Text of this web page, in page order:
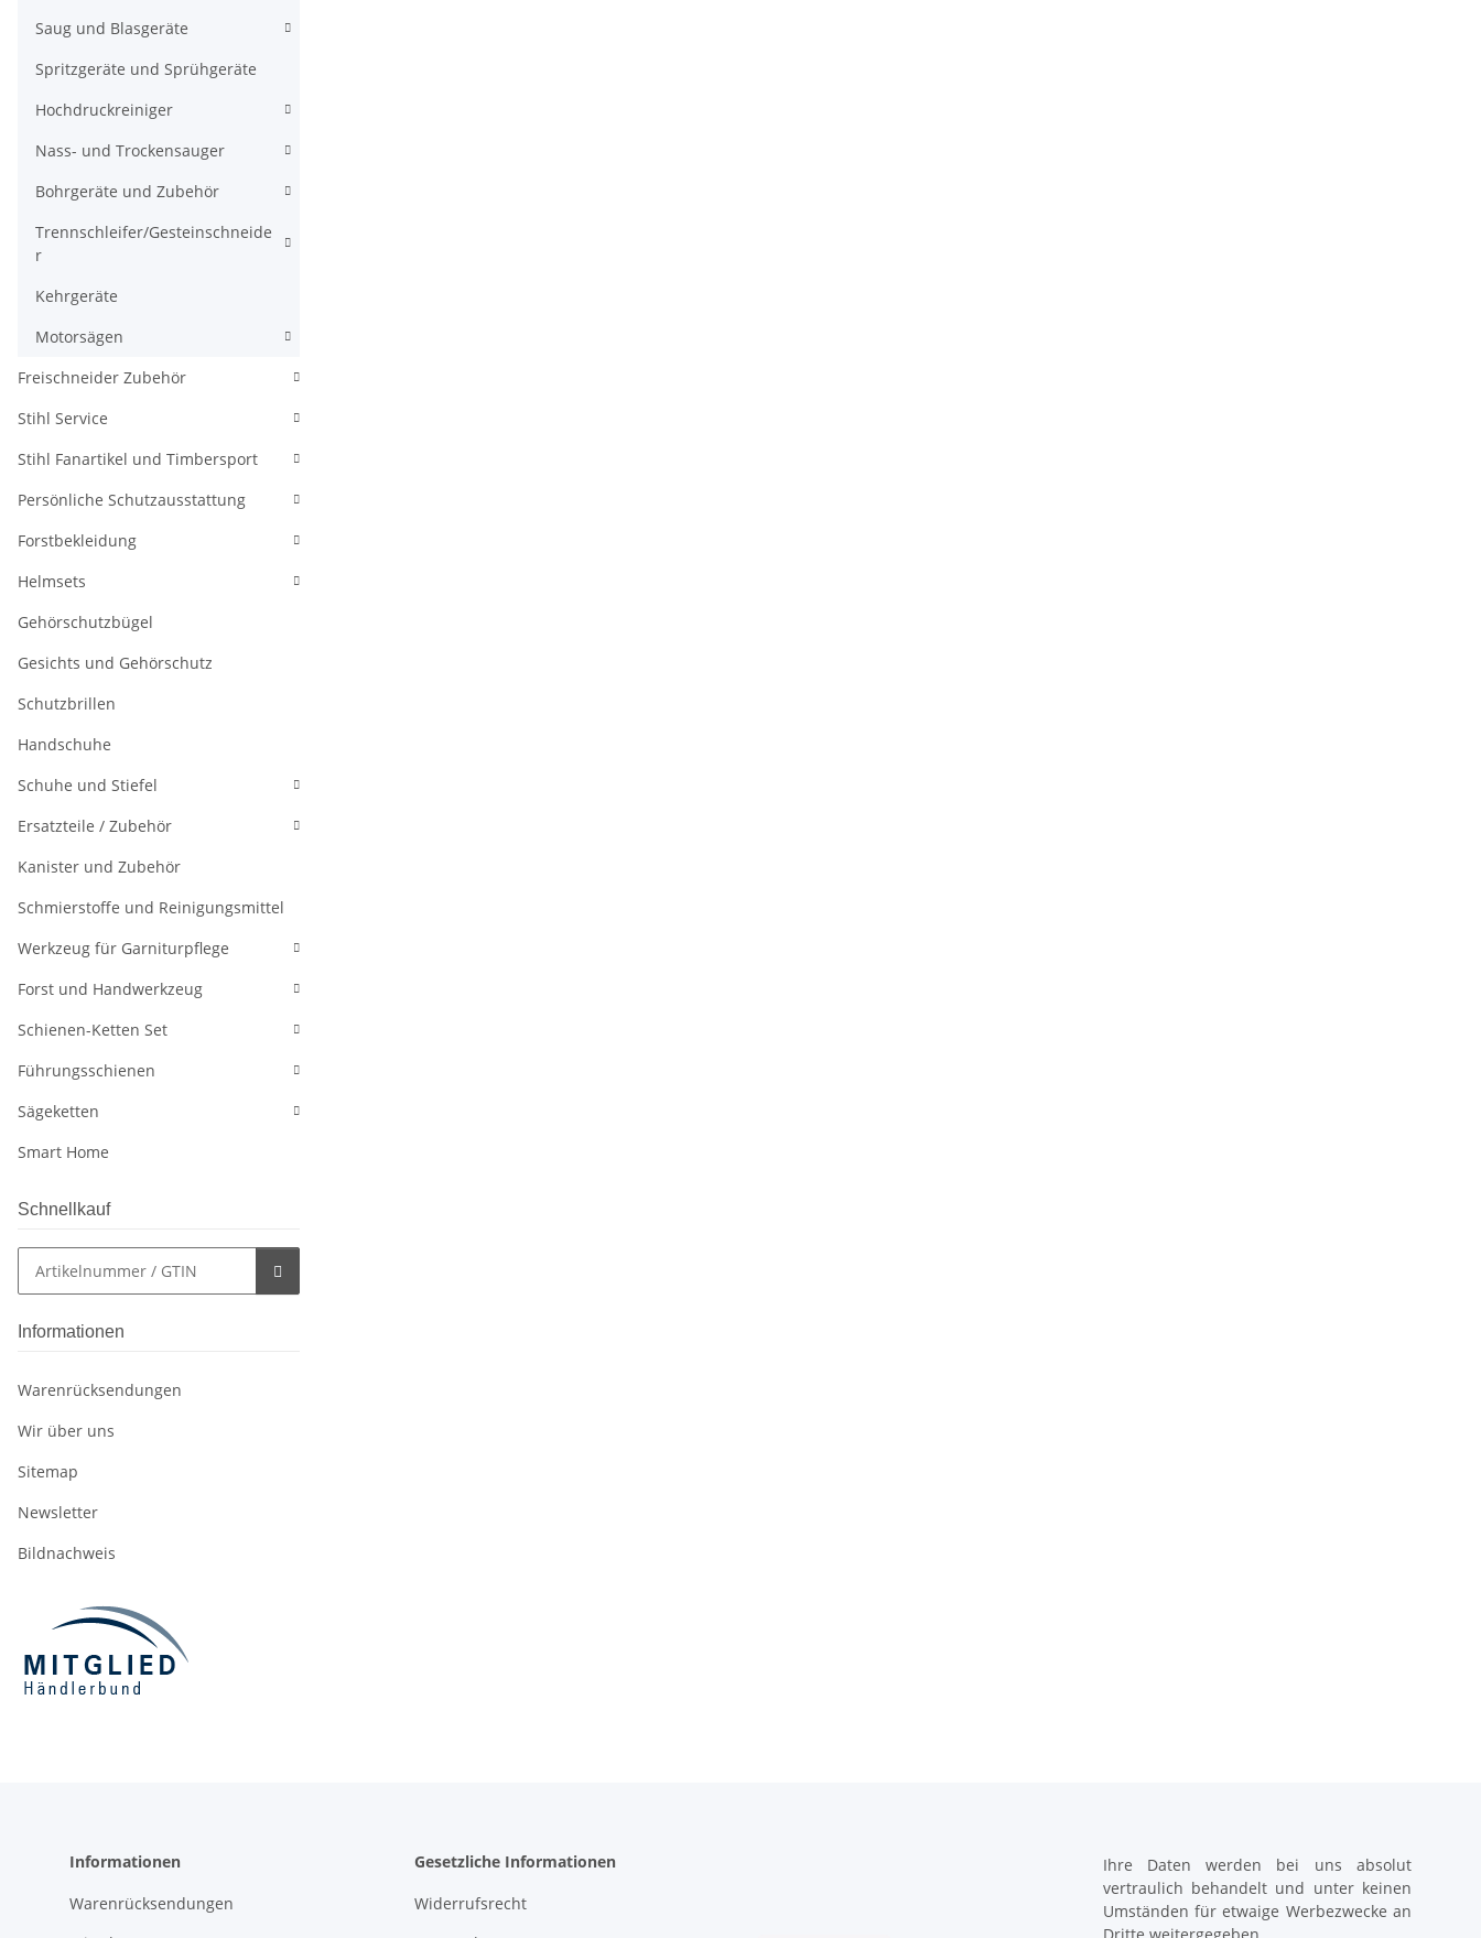
Saug und Blasgeräte
Spritzgeräte und Sprühgeräte
Hochdruckreiniger
Nass- und Trockensauger
Bohrgeräte und Zubehör
Trennschleifer/Gesteinschneide
r
Kehrgeräte
Motorsägen
Freischneider Zubehör
Stihl Service
Stihl Fanartikel und Timbersport
Persönliche Schutzausstattung
Forstbekleidung
Helmsets
Gehörschutzbügel
Gesichts und Gehörschutz
Schutzbrillen
Handschuhe
Schuhe und Stiefel
Ersatzteile / Zubehör
Kanister und Zubehör
Schmierstoffe und Reinigungsmittel
Werkzeug für Garniturpflege
Forst und Handwerkzeug
Schienen-Ketten Set
Führungsschienen
Sägeketten
Smart Home
Schnellkauf
Informationen
Warenrücksendungen
Wir über uns
Sitemap
Newsletter
Bildnachweis
Informationen
Warenrücksendungen
Gesetzliche Informationen
Widerrufsrecht
Ihre Daten werden bei uns absolut
vertraulich behandelt und unter keinen
Umständen für etwaige Werbezwecke an